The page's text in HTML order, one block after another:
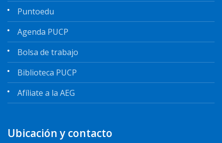
Puntoedu
Agenda PUCP
Bolsa de trabajo
Biblioteca PUCP
Afíliate a la AEG
Ubicación y contacto